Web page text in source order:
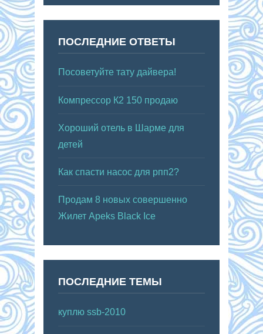
ПОСЛЕДНИЕ ОТВЕТЫ
Посоветуйте тату дайвера!
Компрессор К2 150 продаю
Хороший отель в Шарме для
детей
Как спасти насос для рпп2?
Продам 8 новых совершенно
Жилет Apeks Black Ice
ПОСЛЕДНИЕ ТЕМЫ
куплю ssb-2010